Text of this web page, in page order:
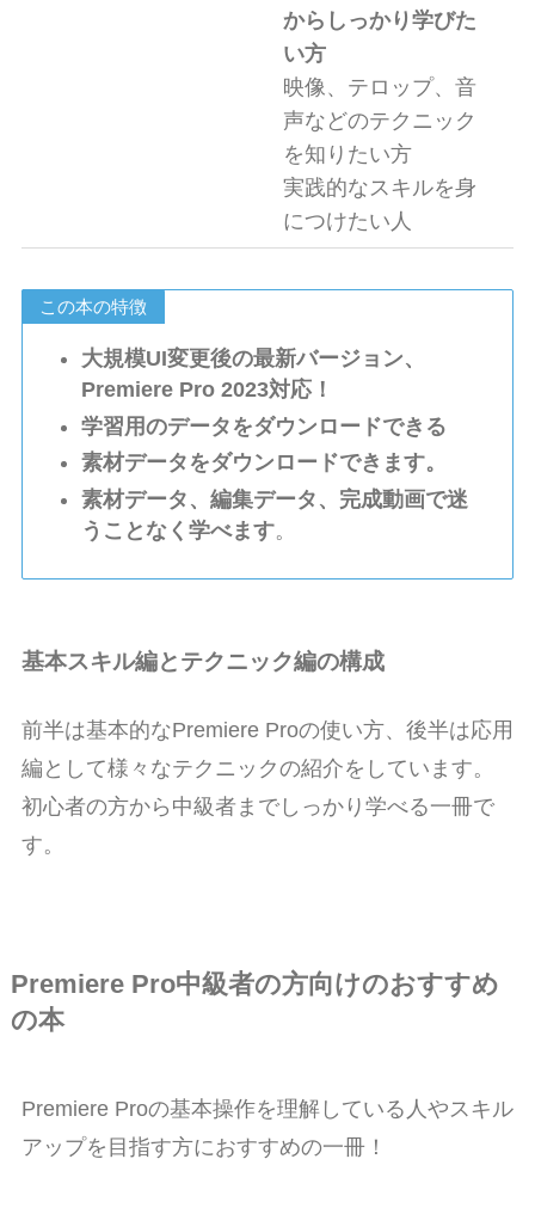
からしっかり学びた
い方
映像、テロップ、音
声などのテクニック
を知りたい方
実践的なスキルを身
につけたい人
この本の特徴
大規模UI変更後の最新バージョン、
Premiere Pro 2023対応！
学習用のデータをダウンロードできる
素材データをダウンロードできます。
素材データ、編集データ、完成動画で迷
うことなく学べます。
基本スキル編とテクニック編の構成
前半は基本的なPremiere Proの使い方、後半は応用
編として様々なテクニックの紹介をしています。
初心者の方から中級者までしっかり学べる一冊で
す。
Premiere Pro中級者の方向けのおすすめ
の本
Premiere Proの基本操作を理解している人やスキル
アップを目指す方におすすめの一冊！